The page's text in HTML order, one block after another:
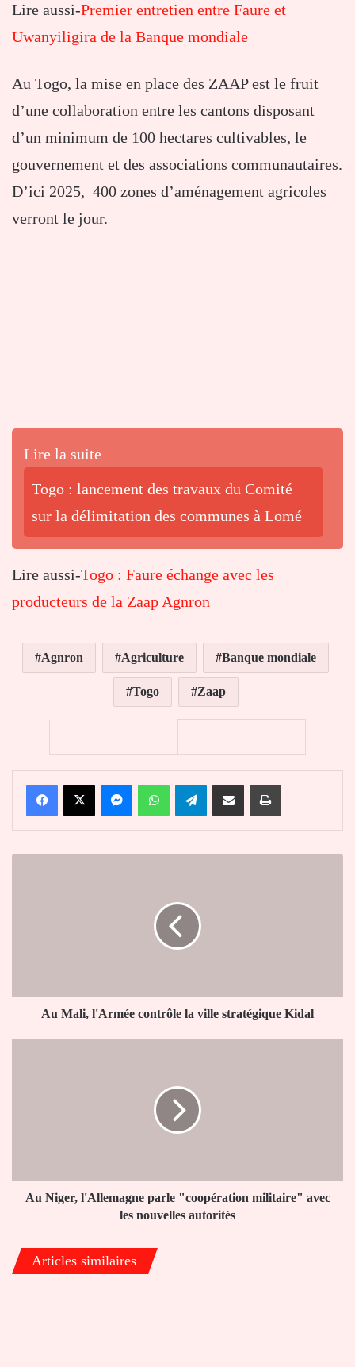
Lire aussi-Premier entretien entre Faure et
Uwanyiligira de la Banque mondiale
Au Togo, la mise en place des ZAAP est le fruit
d’une collaboration entre les cantons disposant
d’un minimum de 100 hectares cultivables, le
gouvernement et des associations communautaires.
D’ici 2025, 400 zones d’aménagement agricoles
verront le jour.
Lire la suite
Togo : lancement des travaux du Comité
sur la délimitation des communes à Lomé
Lire aussi-Togo : Faure échange avec les
producteurs de la Zaap Agnron
Agnron Agriculture Banque mondiale
Togo Zaap
FacebookX MessengerWhatsAppTelegramPartager par email Imprimer
Au Mali, l'Armée contrôle la ville stratégique Kidal
nouvelles
autorités
Au Niger, l'Allemagne parle "coopération militaire" avec
les nouvelles autorités
Articles similaires